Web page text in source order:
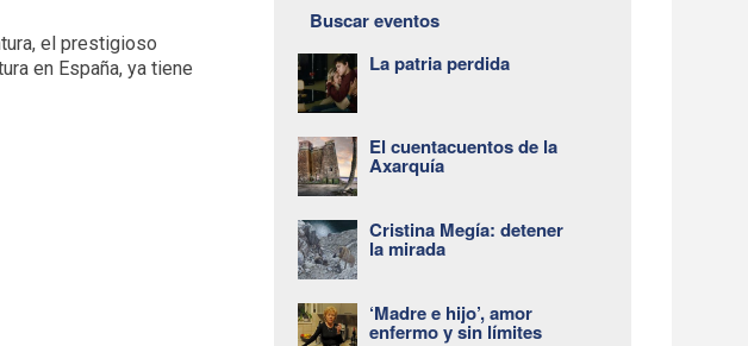
el prestigioso
en España, ya tiene
Buscar eventos
La patria perdida
El cuentacuentos de la
Axarquía
Cristina Megía: detener
la mirada
‘Madre e hijo’, amor
enfermo y sin límites